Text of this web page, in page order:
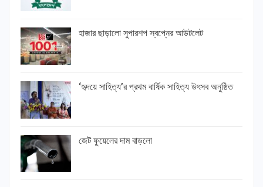
হাজার ছাড়ালো সুপারশপ স্বপ্নের আউটলেট
‘হৃদয়ে সাহিত্য’র প্রথম বার্ষিক সাহিত্য উৎসব অনুষ্ঠিত
জেট ফুয়েলের দাম বাড়লো